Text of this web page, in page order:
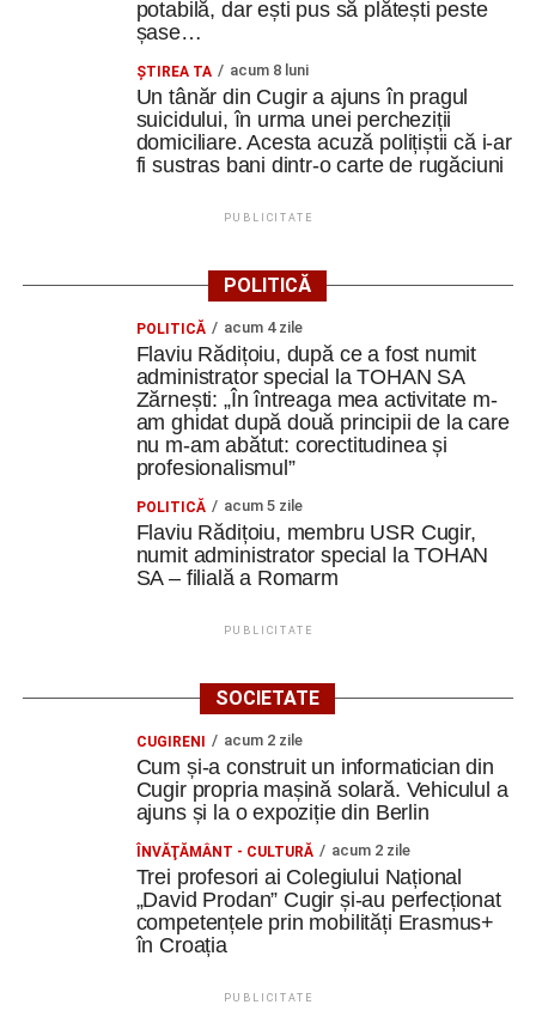
potabilă, dar ești pus să plătești peste
șase…
ȘTIREA TA acum 8 luni
Un tânăr din Cugir a ajuns în pragul
suicidului, în urma unei percheziții
domiciliare. Acesta acuză polițiștii că i-ar
fi sustras bani dintr-o carte de rugăciuni
PUBLICITATE
POLITICĂ
POLITICĂ acum 4 zile
Flaviu Rădițoiu, după ce a fost numit
administrator special la TOHAN SA
Zărnești: „În întreaga mea activitate m-
am ghidat după două principii de la care
nu m-am abătut: corectitudinea și
profesionalismul”
POLITICĂ acum 5 zile
Flaviu Rădițoiu, membru USR Cugir,
numit administrator special la TOHAN
SA – filială a Romarm
PUBLICITATE
SOCIETATE
CUGIRENI acum 2 zile
Cum și-a construit un informatician din
Cugir propria mașină solară. Vehiculul a
ajuns și la o expoziție din Berlin
ÎNVĂŢĂMÂNT - CULTURĂ acum 2 zile
Trei profesori ai Colegiului Național
„David Prodan” Cugir și-au perfecționat
competențele prin mobilități Erasmus+
în Croația
PUBLICITATE